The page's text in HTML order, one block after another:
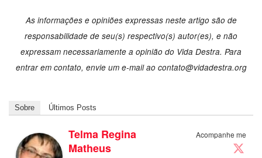
As informações e opiniões expressas neste artigo são de
responsabilidade de seu(s) respectivo(s) autor(es), e não
expressam necessariamente a opinião do Vida Destra. Para
entrar em contato, envie um e-mail ao contato@vidadestra.org
Sobre Últimos Posts
Acompanhe me
Telma Regina
Matheus